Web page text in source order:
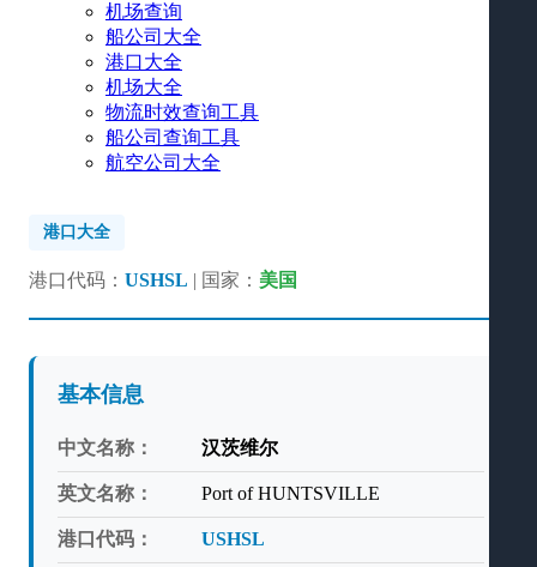
机场查询
船公司大全
港口大全
机场大全
物流时效查询工具
船公司查询工具
航空公司大全
港口大全
港口代码： USHSL | 国家： 美国
基本信息
中文名称： 汉茨维尔
英文名称： Port of HUNTSVILLE
港口代码： USHSL